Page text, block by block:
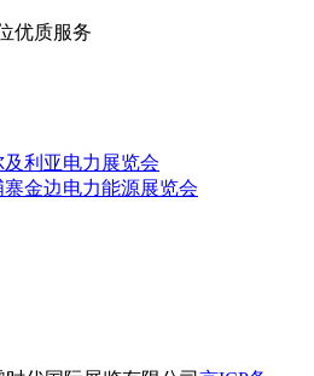
优质服务
利亚电力展览会
寨金边电力能源展览会